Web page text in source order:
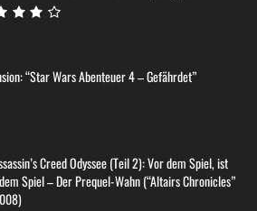
“Star Wars Abenteuer 4 – Gefährdet”
Creed Odyssee (Teil 2): Vor dem Spiel, ist
Spiel – Der Prequel-Wahn (“Altairs Chronicles”